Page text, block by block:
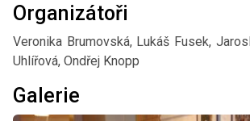
Organizátoři
Veronika Brumovská, Lukáš Fusek,
Uhlířová, Ondřej Knopp
Galerie